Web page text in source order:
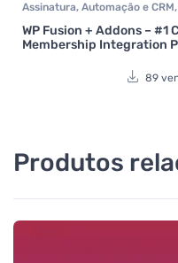
Assinatura, Automação e CRM,
Formulários
Integração
itens, Woocommerce
WP Fusion + Addons –
Membership Integration
89
Produtos